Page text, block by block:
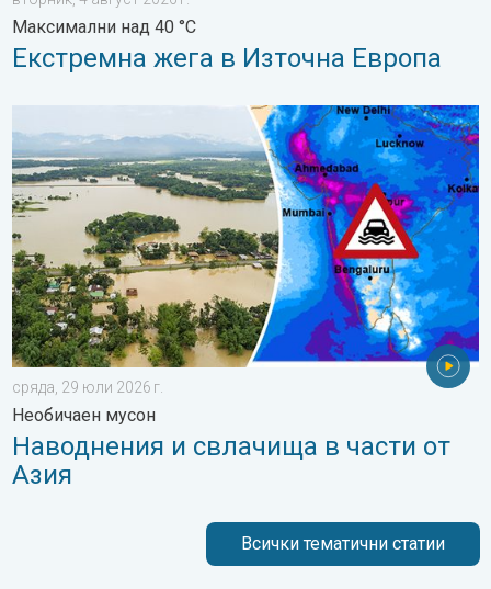
Максимални над 40 °C
Екстремна жега в Източна Европа
Наводнения и свлачища в части от Азия. Необичаен
сряда, 29 юли 2026 г.
Необичаен мусон
Наводнения и свлачища в части от
Азия
Всички тематични статии